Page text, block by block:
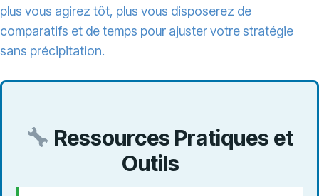
plus vous agirez tôt, plus vous disposerez de
comparatifs et de temps pour ajuster votre stratégie
sans précipitation.
Ressources Pratiques et
Outils